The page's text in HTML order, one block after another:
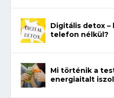
Digitális detox –
telefon nélkül?
Mi történik a
energiaitalt